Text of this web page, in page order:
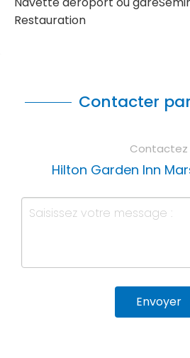
Restauration
Contacter
Contactez
Hilton Garden Inn
Envoyer